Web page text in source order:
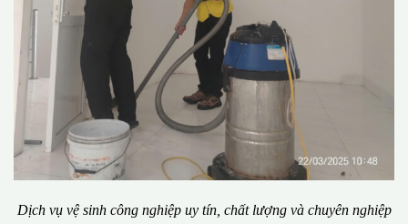
Dịch vụ vệ sinh công nghiệp uy tín, chất lượng và chuyên nghiệp